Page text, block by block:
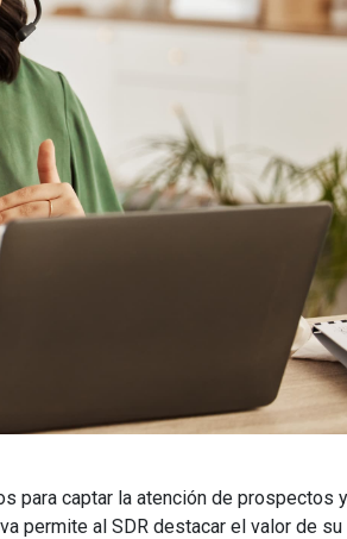
para captar la atención de prospectos y
permite al SDR destacar el valor de su